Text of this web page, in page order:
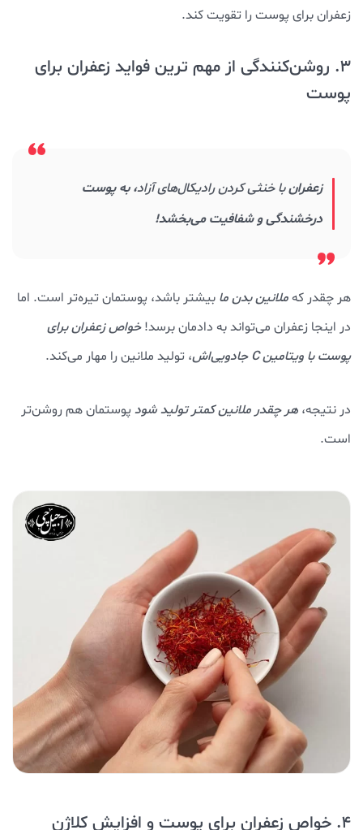
زعفران برای پوست را تقویت کند.
3. روشن‌کنندگی از مهم ترین فواید زعفران برای
پوست
زعفرانبا خنثی کردن رادیکال‌های آزاد، به پوست
درخشندگی و شفافیت می‌بخشد!
هر چقدر کهملانین بدن ما بیشتر باشد، پوستمان تیره‌تر است. اما
در اینجا زعفران می‌تواند به دادمان برسد!خواص زعفران برای
پوست با ویتامین C جادویی‌اش
، تولید ملانین را مهار می‌کند.
در نتیجه، هر چقدر ملانین کمتر تولید شود پوستمان هم روشن‌تر
است.
4. خواص زعفران برای پوست و افزایش کلاژن